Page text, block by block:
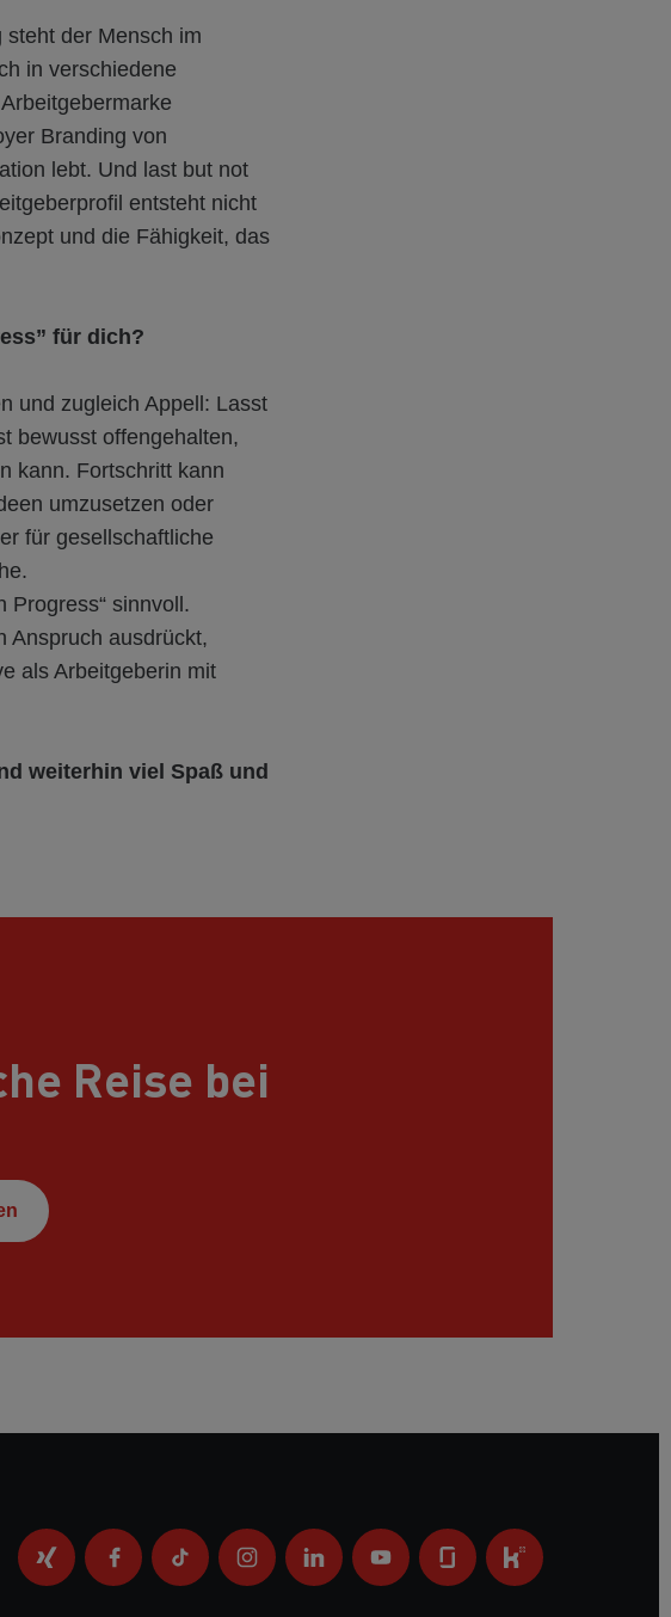
der Mensch im
in verschiedene
Branding von
lebt. Und last but not
entsteht nicht
und die Fähigkeit, das
für dich?
und zugleich Appell: Lasst
bewusst offengehalten,
kann. Fortschritt kann
umzusetzen oder
für gesellschaftliche
Progress“ sinnvoll.
Anspruch ausdrückt,
als Arbeitgeberin mit
weiterhin viel Spaß und
Reise bei